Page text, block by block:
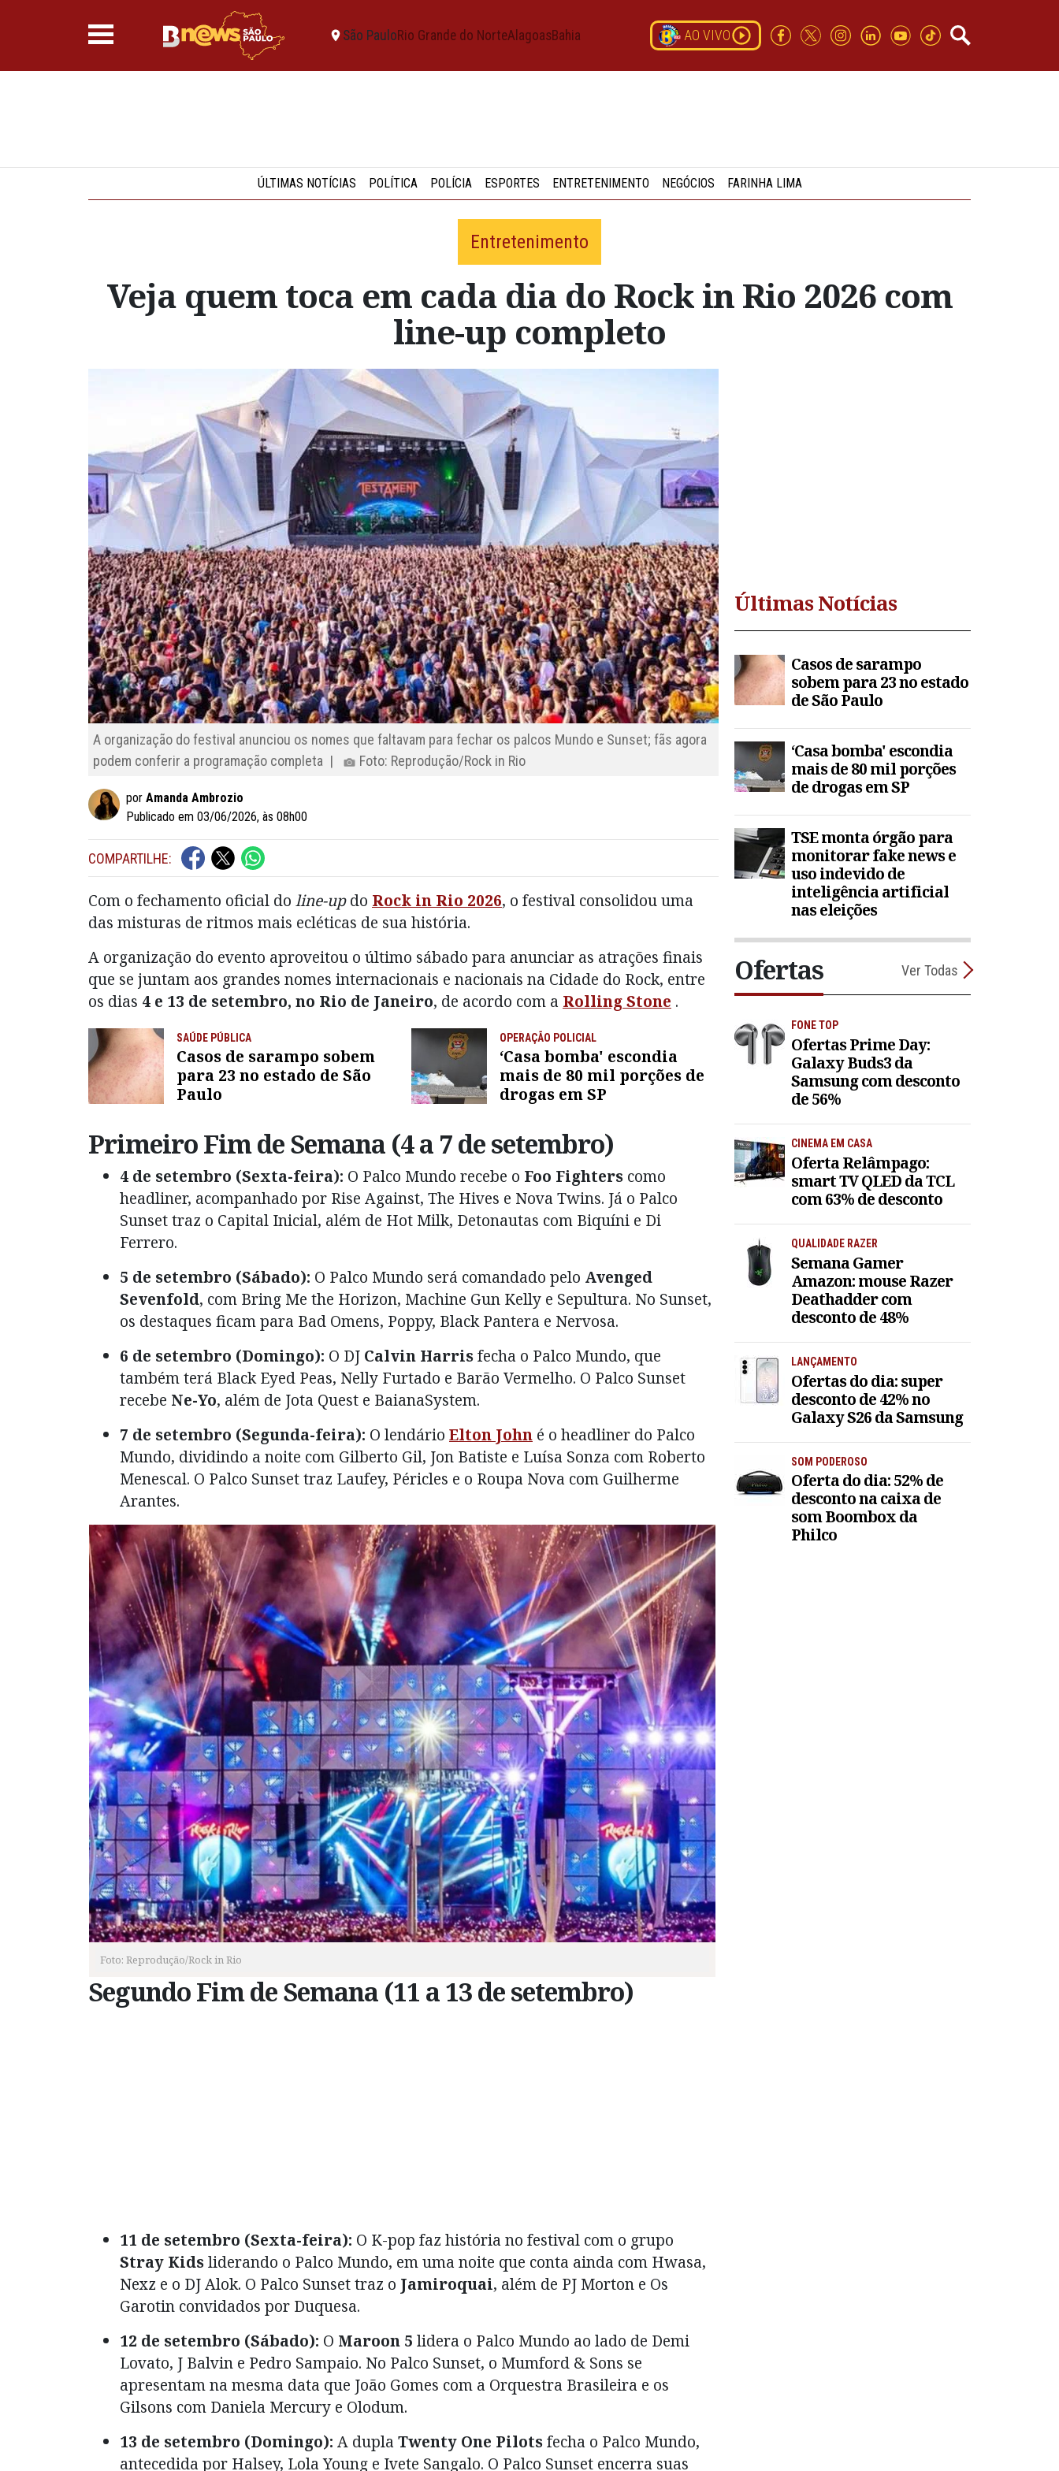
São PauloRio Grande do NorteAlagoasBahia AO VIVO
ÚLTIMAS NOTÍCIAS POLÍTICA POLÍCIA ESPORTES ENTRETENIMENTO NEGÓCIOS FARINHA LIMA
Entretenimento
Veja quem toca em cada dia do Rock in Rio 2026 com
line-up completo
A organização do festival anunciou os nomes que faltavam para fechar os palcos Mundo e Sunset; fãs agora
podem conferir a programação completa |
Foto: Reprodução/Rock in Rio
por Amanda Ambrozio
Publicado em 03/06/2026, às 08h00
COMPARTILHE:
Com o fechamento oficial do line-updo Rock in Rio 2026, o festival consolidou uma
das misturas de ritmos mais ecléticas de sua história.
A organização do evento aproveitou o último sábado para anunciar as atrações finais
que se juntam aos grandes nomes internacionais e nacionais na Cidade do Rock, entre
os dias 4 e 13 de setembro, no Rio de Janeiro, de acordo com a Rolling Stone .
SAÚDE PÚBLICA
Casos de sarampo sobem
para 23 no estado de São
Paulo
OPERAÇÃO POLICIAL
‘Casa bomba' escondia
mais de 80 mil porções de
drogas em SP
Primeiro Fim de Semana (4 a 7 de setembro)
4 de setembro (Sexta-feira): O Palco Mundo recebe o Foo Fighters como
headliner, acompanhado por Rise Against, The Hives e Nova Twins. Já o Palco
Sunset traz o Capital Inicial, além de Hot Milk, Detonautas com Biquíni e Di
Ferrero.
5 de setembro (Sábado): O Palco Mundo será comandado pelo Avenged
Sevenfold, com Bring Me the Horizon, Machine Gun Kelly e Sepultura. No Sunset,
os destaques ficam para Bad Omens, Poppy, Black Pantera e Nervosa.
6 de setembro (Domingo): O DJ Calvin Harrisfecha o Palco Mundo, que
também terá Black Eyed Peas, Nelly Furtado e Barão Vermelho. O Palco Sunset
recebe Ne-Yo, além de Jota Quest e BaianaSystem.
7 de setembro (Segunda-feira): O lendário Elton John é o headliner do Palco
Mundo, dividindo a noite com Gilberto Gil, Jon Batiste e Luísa Sonza com Roberto
Menescal. O Palco Sunset traz Laufey, Péricles e o Roupa Nova com Guilherme
Arantes.
Foto: Reprodução/Rock in Rio
Segundo Fim de Semana (11 a 13 de setembro)
11 de setembro (Sexta-feira): O K-pop faz história no festival com o grupo
Stray Kidsliderando o Palco Mundo, em uma noite que conta ainda com Hwasa,
Nexz e o DJ Alok. O Palco Sunset traz o Jamiroquai, além de PJ Morton e Os
Garotin convidados por Duquesa.
12 de setembro (Sábado): O Maroon 5 lidera o Palco Mundo ao lado de Demi
Lovato, J Balvin e Pedro Sampaio. No Palco Sunset, o Mumford & Sons se
apresentam na mesma data que João Gomes com a Orquestra Brasileira e os
Gilsons com Daniela Mercury e Olodum.
13 de setembro (Domingo): A duplaTwenty One Pilotsfecha o Palco Mundo,
antecedida por Halsey, Lola Young e Ivete Sangalo. O Palco Sunset encerra suas
Últimas Notícias
Casos de sarampo
sobem para 23 no estado
de São Paulo
‘Casa bomba' escondia
mais de 80 mil porções
de drogas em SP
TSE monta órgão para
monitorar fake news e
uso indevido de
inteligência artificial
nas eleições
Ofertas Ver Todas
FONE TOP
Ofertas Prime Day:
Galaxy Buds3 da
Samsung com desconto
de 56%
CINEMA EM CASA
Oferta Relâmpago:
smart TV QLED da TCL
com 63% de desconto
QUALIDADE RAZER
Semana Gamer
Amazon: mouse Razer
Deathadder com
desconto de 48%
LANÇAMENTO
Ofertas do dia: super
desconto de 42% no
Galaxy S26 da Samsung
SOM PODEROSO
Oferta do dia: 52% de
desconto na caixa de
som Boombox da
Philco